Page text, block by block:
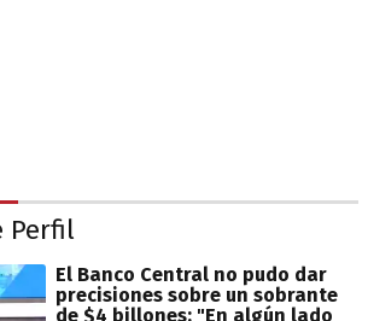
Perfil
El Banco Central no pudo dar
precisiones sobre un sobrante
de $4 billones: "En algún lado